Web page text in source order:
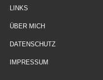
LINKS
ÜBER MICH
DATENSCHUTZ
IMPRESSUM